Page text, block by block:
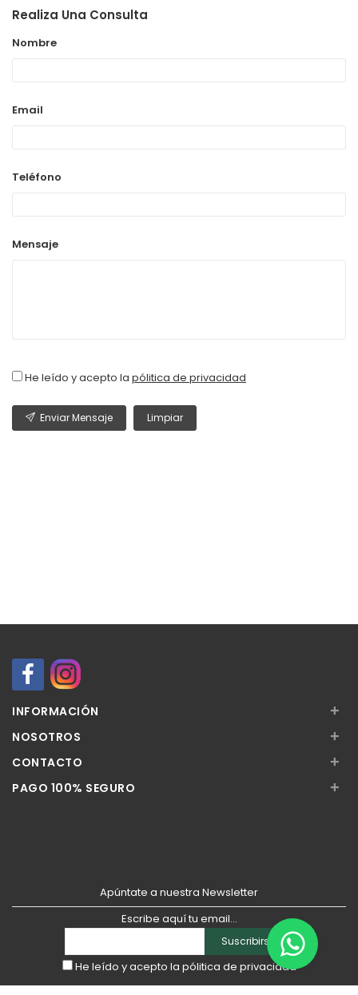
Realiza Una Consulta
Nombre
Email
Teléfono
Mensaje
He leído y acepto la pólitica de privacidad
Enviar Mensaje Limpiar
INFORMACIÓN +
NOSOTROS +
CONTACTO +
PAGO 100% SEGURO +
Apúntate a nuestra Newsletter
Escribe aquí tu email...
Suscribirse
He leído y acepto la pólitica de privacidad